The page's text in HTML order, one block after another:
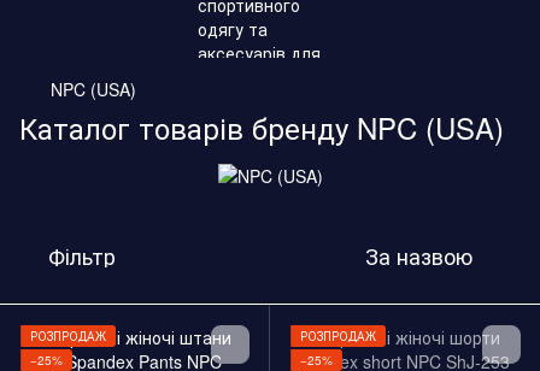
NPC (USA)
Каталог товарів бренду NPC (USA)
Фільтр За назвою
РОЗПРОДАЖ
−25%
РОЗПРОДАЖ
−25%